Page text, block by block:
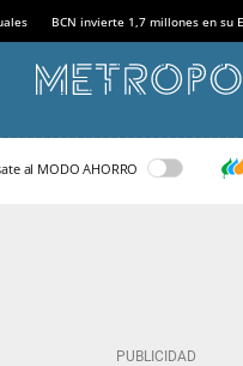
BCN invierte 1,7 millones en su
al MODO AHORRO